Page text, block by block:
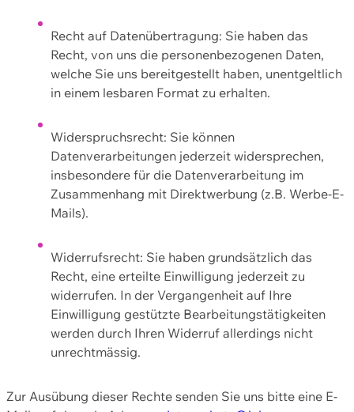
Recht auf Datenübertragung: Sie haben das
Recht, von uns die personenbezogenen Daten,
welche Sie uns bereitgestellt haben, unentgeltlich
in einem lesbaren Format zu erhalten.
Widerspruchsrecht: Sie können
Datenverarbeitungen jederzeit widersprechen,
insbesondere für die Datenverarbeitung im
Zusammenhang mit Direktwerbung (z.B. Werbe-E-
Mails).
Widerrufsrecht: Sie haben grundsätzlich das
Recht, eine erteilte Einwilligung jederzeit zu
widerrufen. In der Vergangenheit auf Ihre
Einwilligung gestützte Bearbeitungstätigkeiten
werden durch Ihren Widerruf allerdings nicht
unrechtmässig.
Zur Ausübung dieser Rechte senden Sie uns bitte eine E-